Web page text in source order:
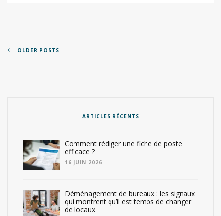
OLDER POSTS
ARTICLES RÉCENTS
Comment rédiger une fiche de poste
efficace ?
16 JUIN 2026
Déménagement de bureaux : les signaux
qui montrent qu’il est temps de changer
de locaux